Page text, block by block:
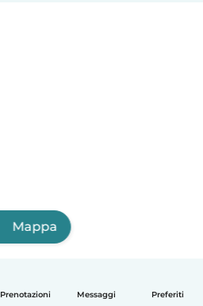
Prenotazioni Messaggi Preferiti
Mappa